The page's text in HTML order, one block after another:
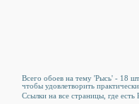
Всего обоев на тему 'Рысь' - 18
чтобы удовлетворить
Ссылки на все страницы, где есть